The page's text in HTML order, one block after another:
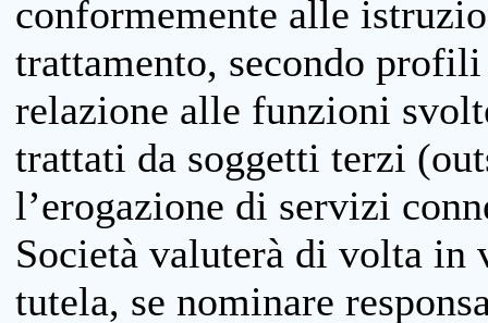
conformemente alle
trattamento, secondo
relazione alle funzioni
trattati da soggetti terzi
l’erogazione di servizi
Società valuterà di volta in
tutela, se nominare